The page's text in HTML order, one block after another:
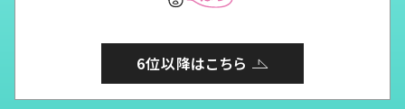
6位以降はこちら